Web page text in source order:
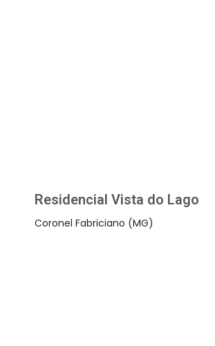
Residencial Vista do Lago
Coronel Fabriciano (MG)